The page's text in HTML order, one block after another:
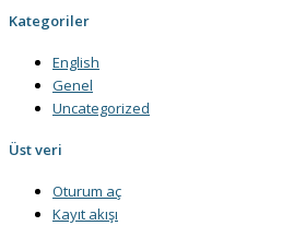
Kategoriler
English
Genel
Uncategorized
Üst veri
Oturum aç
Kayıt akışı